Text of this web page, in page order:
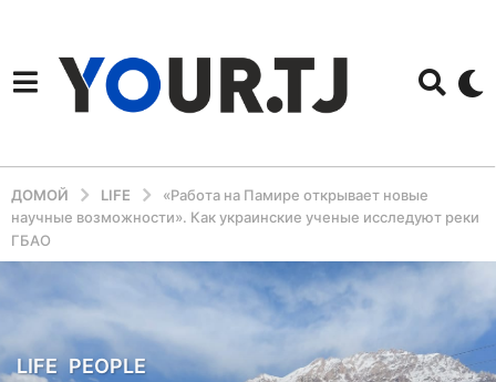
ДОМОЙ LIFE
«Работа на Памире открывает новые
научные возможности». Как украинские ученые исследуют реки
ГБАО
1
LIFE ,PEOPLE